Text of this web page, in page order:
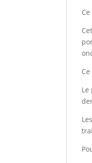
Ce
Ce